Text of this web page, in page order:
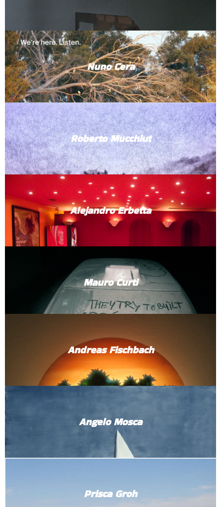
Nuno Cera
Roberto Mucchiut
Alejandro Erbetta
Mauro Curti
Andreas Fischbach
Angelo Mosca
Prisca Groh